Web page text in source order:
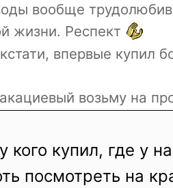
вообще
жизни. Респект
впервые купил
возьму на
кого купил, где у
посмотреть на